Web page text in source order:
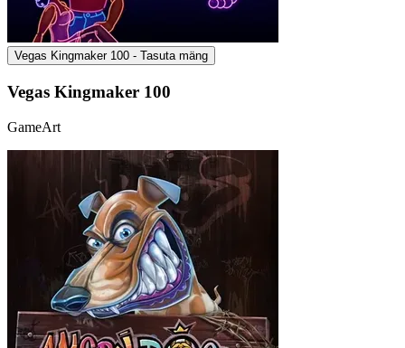
Vegas Kingmaker 100 - Tasuta mäng
Vegas Kingmaker 100
GameArt